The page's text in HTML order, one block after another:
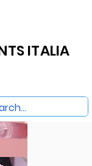
ITALIA